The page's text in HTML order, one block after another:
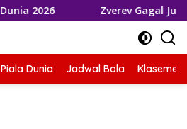
Zverev Gagal Juara di
Piala Dunia Jadwal Bola Klasemen